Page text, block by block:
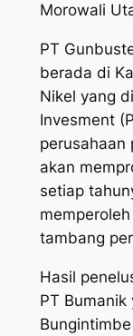
Morowali
PT
berada di
Nikel yang
Invesment
perusahaan
akan
setiap
tambang
Hasil
PT